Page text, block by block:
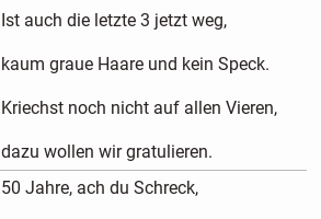
Ist auch die letzte 3 jetzt weg,
kaum graue Haare und kein Speck.
Kriechst noch nicht auf allen Vieren,
dazu wollen wir gratulieren.
50 Jahre, ach du Schreck,